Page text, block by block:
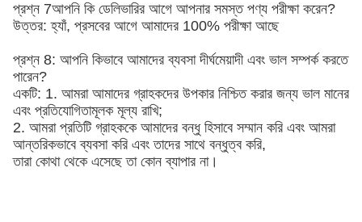
প্রশ্ন 7আপনি কি ডেলিভারির আগে আপনার সমস্ত পণ্য পরীক্ষা করেন?
উত্তর: হ্যাঁ, প্রসবের আগে আমাদের 100% পরীক্ষা আছে
প্রশ্ন 8: আপনি কিভাবে আমাদের ব্যবসা দীর্ঘমেয়াদী এবং ভাল সম্পর্ক করতে
পারেন?
একটি: 1. আমরা আমাদের গ্রাহকদের উপকার নিশ্চিত করার জন্য ভাল মানের
এবং প্রতিযোগিতামূলক মূল্য রাখি;
2. আমরা প্রতিটি গ্রাহককে আমাদের বন্ধু হিসাবে সম্মান করি এবং আমরা
আন্তরিকভাবে ব্যবসা করি এবং তাদের সাথে বন্ধুত্ব করি,
তারা কোথা থেকে এসেছে তা কোন ব্যাপার না।